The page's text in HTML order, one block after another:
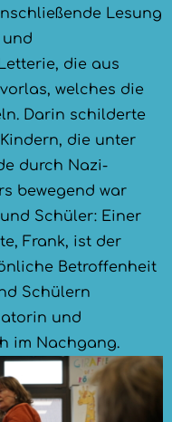
Lesung
die aus
welches die
Darin schilderte
die unter
durch Nazi-
bewegend war
Schüler: Einer
Frank, ist der
Betroffenheit
Schülern
und
im Nachgang.